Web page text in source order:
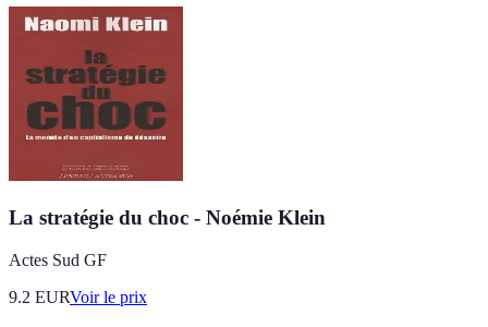
La stratégie du choc - Noémie Klein
Actes Sud GF
9.2 EURVoir le prix